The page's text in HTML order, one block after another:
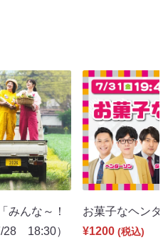
みんな～！
28 18:30）
お菓子なヘン
¥1200 (税込)